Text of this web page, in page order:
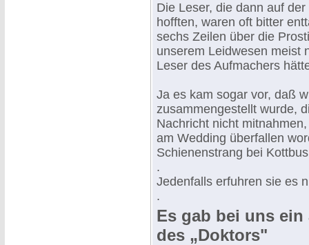
Die Leser, die dann auf
hofften, waren oft bitter
sechs Zeilen über die
unserem Leidwesen meist
Leser des Aufmachers
Ja es kam sogar vor, daß
zusammengestellt wurde,
Nachricht nicht
am Wedding überfallen
Schienenstrang bei
.
Jedenfalls erfuhren sie es
.
Es gab bei uns
des „Doktors"